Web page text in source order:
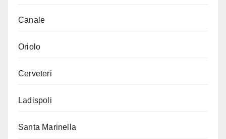
Canale
Oriolo
Cerveteri
Ladispoli
Santa Marinella